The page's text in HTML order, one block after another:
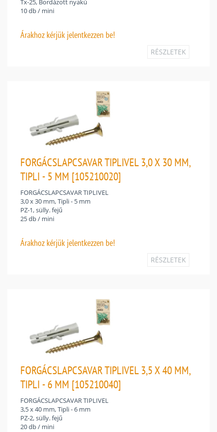
Tx-25, Bordázott nyakú
10 db / mini
Árakhoz kérjük jelentkezzen be!
RÉSZLETEK
FORGÁCSLAPCSAVAR TIPLIVEL 3,0 X 30 MM,
TIPLI - 5 MM [105210020]
FORGÁCSLAPCSAVAR TIPLIVEL
3,0 x 30 mm, Tipli - 5 mm
PZ-1, sülly. fejű
25 db / mini
Árakhoz kérjük jelentkezzen be!
RÉSZLETEK
FORGÁCSLAPCSAVAR TIPLIVEL 3,5 X 40 MM,
TIPLI - 6 MM [105210040]
FORGÁCSLAPCSAVAR TIPLIVEL
3,5 x 40 mm, Tipli - 6 mm
PZ-2, sülly. fejű
20 db / mini